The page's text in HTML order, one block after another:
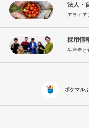
法人・
アライア
採用情
生産者と
ポケマル